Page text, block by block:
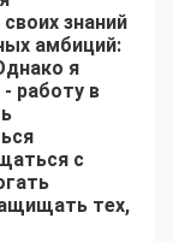
знаний
амбиций:
я
работу в
с
тех,